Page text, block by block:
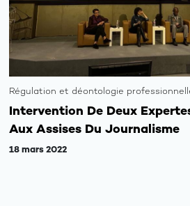
Régulation et déontologie
Intervention De Deux
Aux Assises Du Journalisme
18 mars 2022